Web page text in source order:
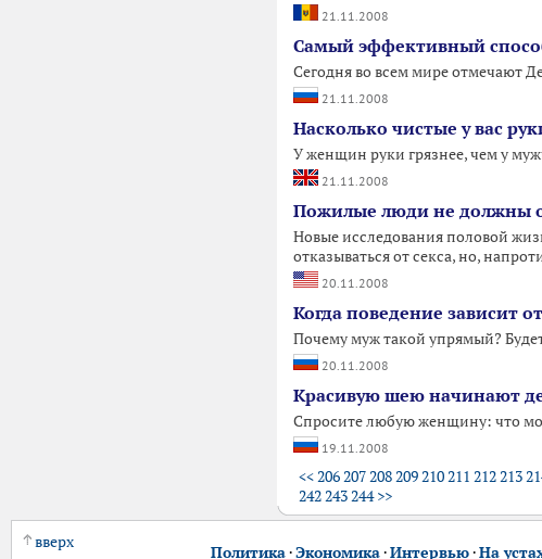
21.11.2008
Самый эффективный
Сегодня во всем мире отмечают
21.11.2008
Насколько чистые у вас
У женщин руки грязнее, чем у
21.11.2008
Пожилые люди не должны
Новые исследования половой
отказываться от секса, но,
20.11.2008
Когда поведение зависит
Почему муж такой упрямый?
20.11.2008
Красивую шею начинают
Спросите любую женщину: что
19.11.2008
<<206207208209210211 212213
242243244 >>
вверх
Политика·Экономика·Интервью·На